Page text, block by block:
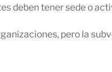
deben tener sede o
pero la